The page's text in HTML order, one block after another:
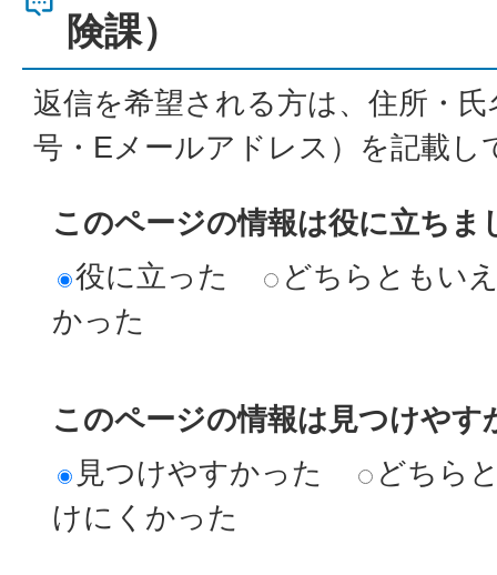
険課）
返信を希望される方は、住所・
号・Eメールアドレス）を記載し
このページの情報は役に立ちま
役に立った
どちらともい
かった
このページの情報は見つけやす
見つけやすかった
どちら
けにくかった